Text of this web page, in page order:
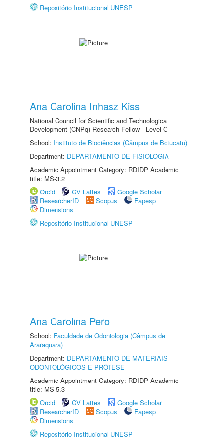
Repositório Institucional UNESP
Ana Carolina Inhasz Kiss
National Council for Scientific and Technological
Development (CNPq) Research Fellow - Level C
School: Instituto de Biociências (Câmpus de Botucatu)
Department: DEPARTAMENTO DE FISIOLOGIA
Academic Appointment Category: RDIDP Academic
title: MS-3.2
Orcid
CV Lattes
Google Scholar
ResearcherID
Scopus
Fapesp
Dimensions
Repositório Institucional UNESP
Ana Carolina Pero
School: Faculdade de Odontologia (Câmpus de
Araraquara)
Department: DEPARTAMENTO DE MATERIAIS
ODONTOLÓGICOS E PRÓTESE
Academic Appointment Category: RDIDP Academic
title: MS-5.3
Orcid
CV Lattes
Google Scholar
ResearcherID
Scopus
Fapesp
Dimensions
Repositório Institucional UNESP